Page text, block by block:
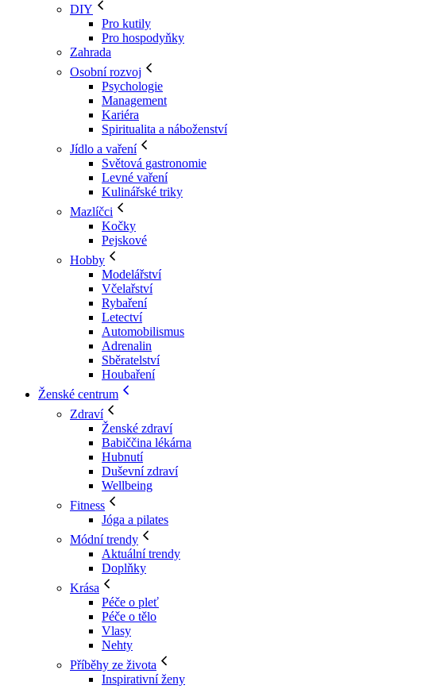
DIY
Pro kutily
Pro hospodyňky
Zahrada
Osobní rozvoj
Psychologie
Management
Kariéra
Spiritualita a náboženství
Jídlo a vaření
Světová gastronomie
Levné vaření
Kulinářské triky
Mazlíčci
Kočky
Pejskové
Hobby
Modelářství
Včelařství
Rybaření
Letectví
Automobilismus
Adrenalin
Sběratelství
Houbaření
Ženské centrum
Zdraví
Ženské zdraví
Babiččina lékárna
Hubnutí
Duševní zdraví
Wellbeing
Fitness
Jóga a pilates
Módní trendy
Aktuální trendy
Doplňky
Krása
Péče o pleť
Péče o tělo
Vlasy
Nehty
Příběhy ze života
Inspirativní ženy